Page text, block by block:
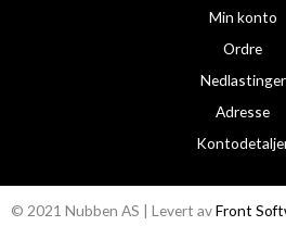
Min konto
Ordre
Nedlastinger
Adresse
© 2021 Nubben AS | Levert avFront